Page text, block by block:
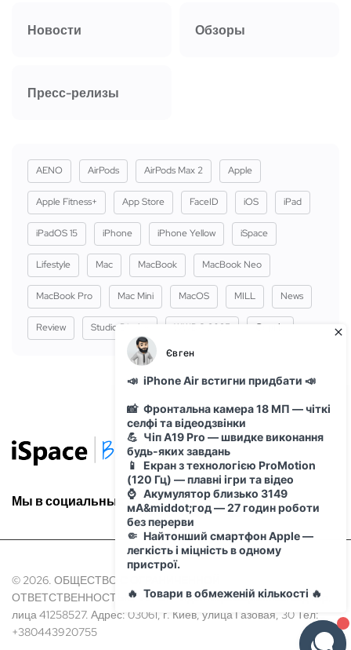
Новости Обзоры
Пресс-релизы
AENO AirPods AirPods Max 2 Apple
Apple Fitness+ App Store FaceID iOS iPad
iPadOS 15 iPhone iPhone Yellow iSpace
Lifestyle Mac MacBook MacBook Neo
MacBook Pro Mac Mini MacOS MILL News
Review Studio Display WWDC 2025 Сервіс
Мы в социальных сетях:
© 2026. ОБЩЕСТВО С ОГРАНИЧЕННОЙ
ОТВЕТСТВЕННОСТЬЮ "АЙ ОН" Идентификационный код Юр.
лица 41258527. Адрес: 03061, г. Киев, улица Газовая, 30 Тел:
+380443920755